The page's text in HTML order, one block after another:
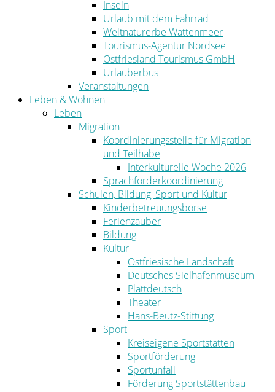
Inseln
Urlaub mit dem Fahrrad
Weltnaturerbe Wattenmeer
Tourismus-Agentur Nordsee
Ostfriesland Tourismus GmbH
Urlauberbus
Veranstaltungen
Leben & Wohnen
Leben
Migration
Koordinierungsstelle für Migration
und Teilhabe
Interkulturelle Woche 2026
Sprachförderkoordinierung
Schulen, Bildung, Sport und Kultur
Kinderbetreuungsbörse
Ferienzauber
Bildung
Kultur
Ostfriesische Landschaft
Deutsches Sielhafenmuseum
Plattdeutsch
Theater
Hans-Beutz-Stiftung
Sport
Kreiseigene Sportstätten
Sportförderung
Sportunfall
Förderung Sportstättenbau